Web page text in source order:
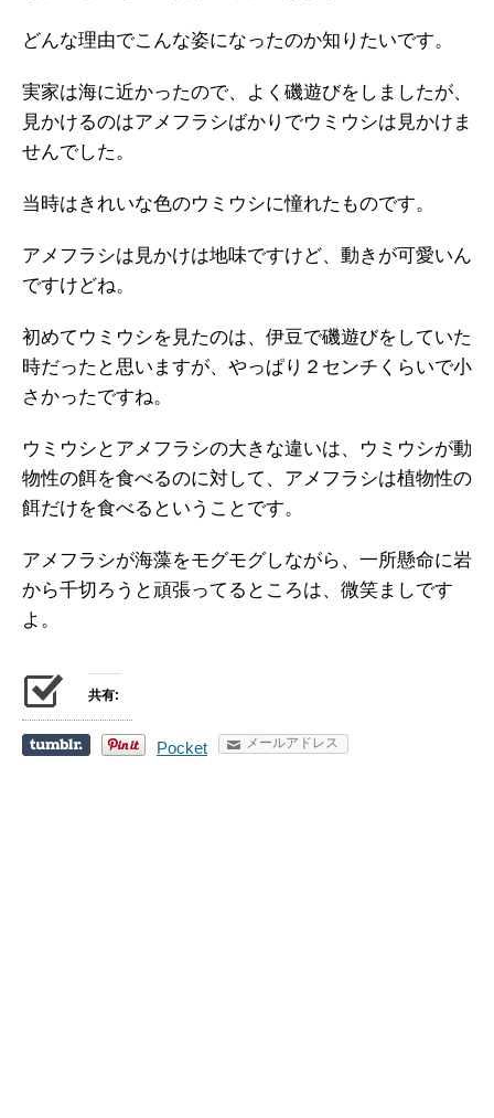
どんな理由でこんな姿になったのか知りたいです。
実家は海に近かったので、よく磯遊びをしましたが、
見かけるのはアメフラシばかりでウミウシは見かけま
せんでした。
当時はきれいな色のウミウシに憧れたものです。
アメフラシは見かけは地味ですけど、動きが可愛いん
ですけどね。
初めてウミウシを見たのは、伊豆で磯遊びをしていた
時だったと思いますが、やっぱり２センチくらいで小
さかったですね。
ウミウシとアメフラシの大きな違いは、ウミウシが動
物性の餌を食べるのに対して、アメフラシは植物性の
餌だけを食べるということです。
アメフラシが海藻をモグモグしながら、一所懸命に岩
から千切ろうと頑張ってるところは、微笑ましです
よ。
共有:
Pocket メールアドレス